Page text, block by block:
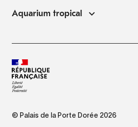
Aquarium tropical
© Palais de la Porte Dorée 2026